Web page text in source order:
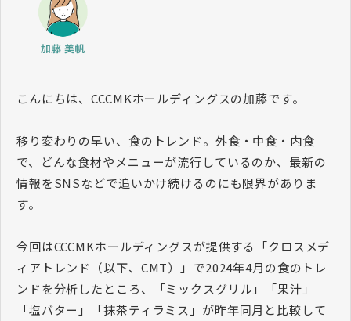
こんにちは、CCCMKホールディングスの加藤です。
移り変わりの早い、食のトレンド。外食・中食・内食
で、どんな食材やメニューが流行しているのか、最新の
情報をSNSなどで追いかけ続けるのにも限界がありま
す。
今回はCCCMKホールディングスが提供する「クロスメデ
ィアトレンド（以下、CMT）」で2024年4月の食のトレ
ンドを分析したところ、「ミックスグリル」「果汁」
「塩バター」「抹茶ティラミス」が昨年同月と比較して